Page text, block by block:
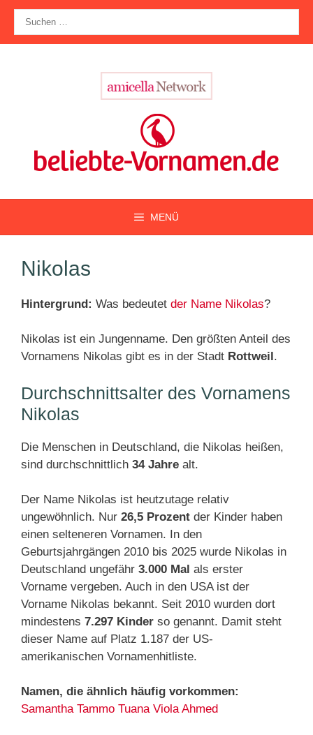
Zum
Inhalt
springen
nach:
MENÜ
Nikolas
Hintergrund: Was bedeutet der Name Nikolas?
Nikolas ist ein Jungenname. Den größten Anteil des
Vornamens Nikolas gibt es in der Stadt Rottweil.
Durchschnittsalter des Vornamens
Nikolas
Die Menschen in Deutschland, die Nikolas heißen,
sind durchschnittlich 34 Jahre alt.
Der Name Nikolas ist heutzutage relativ
ungewöhnlich. Nur 26,5 Prozent der Kinder haben
einen selteneren Vornamen. In den
Geburtsjahrgängen 2010 bis 2025 wurde Nikolas in
Deutschland ungefähr 3.000 Mal als erster
Vorname vergeben. Auch in den USA ist der
Vorname Nikolas bekannt. Seit 2010 wurden dort
mindestens 7.297 Kinder so genannt. Damit steht
dieser Name auf Platz 1.187 der US-
amerikanischen Vornamenhitliste.
Namen, die ähnlich häufig vorkommen:
Samantha Tammo Tuana Viola Ahmed